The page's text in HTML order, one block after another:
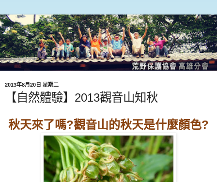
2013年8月20日 星期二
【自然體驗】2013觀音山知秋
秋天來了嗎?觀音山的秋天是什麼顏色?